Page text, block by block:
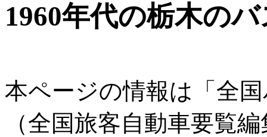
1960年代の栃木の
本ページの情報は「全
（全国旅客自動車要覧